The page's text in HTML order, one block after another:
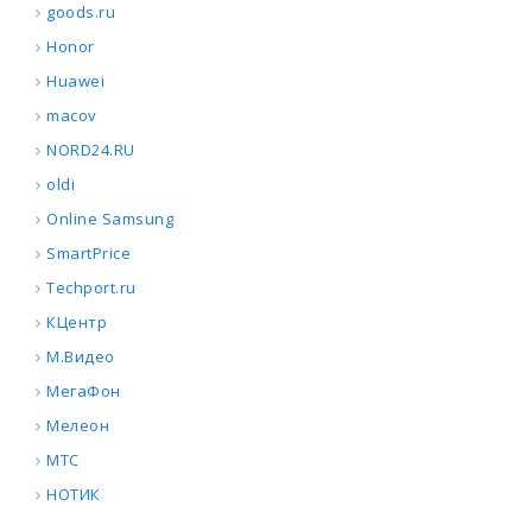
goods.ru
Honor
Huawei
macov
NORD24.RU
oldi
Online Samsung
SmartPrice
Techport.ru
КЦентр
М.Видео
МегаФон
Мелеон
МТС
НОТИК